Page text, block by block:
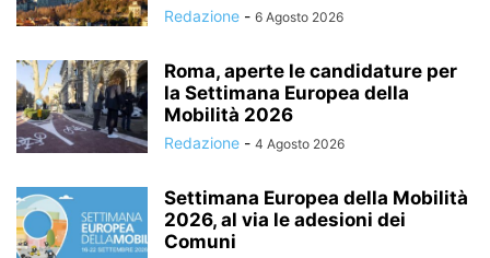
Redazione - 6 Agosto 2026
Roma, aperte le candidature per
la Settimana Europea della
Mobilità 2026
Redazione - 4 Agosto 2026
Settimana Europea della Mobilità
2026, al via le adesioni dei
Comuni